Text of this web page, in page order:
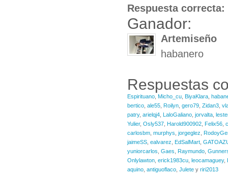
Respuesta correcta:
Ganador:
Artemiseño
habanero
Respuestas
Espirituano Micho_cu BiyaKlara
bertico ale55 Roilyn gero79 Zidan3
patry, arielqj4 LaloGaliano jorvalta
Yulier, Osly537 Harold900902 Felix56
carlosbm murphys jorgeglez
jaimeSS ealvarez EdSalMart
yuniorcarlos Gaes Raymundo
Onlylawton erick1983cu leocamaguey,
aquino antiguoflaco Julete y riri2013